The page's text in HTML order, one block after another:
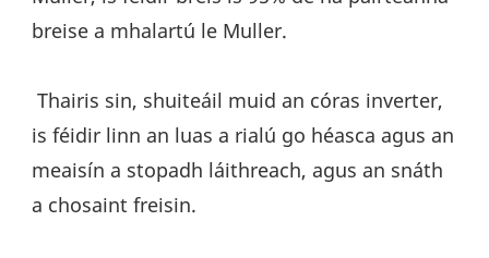
breise a mhalartú le Muller.
is féidir linn an luas a rialú go héasca agus an
meaisín a stopadh láithreach, agus an snáth
a chosaint freisin.